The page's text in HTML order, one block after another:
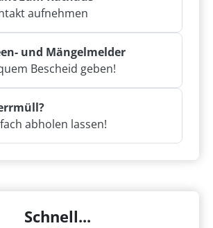
aufnehmen
und Mängelmelder
Bescheid geben!
abholen lassen!
Schnell...